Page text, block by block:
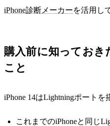
iPhone診断メーカーを活用し
購入前に知っておき
こと
iPhone 14はLightningポートを
これまでのiPhoneと同じ